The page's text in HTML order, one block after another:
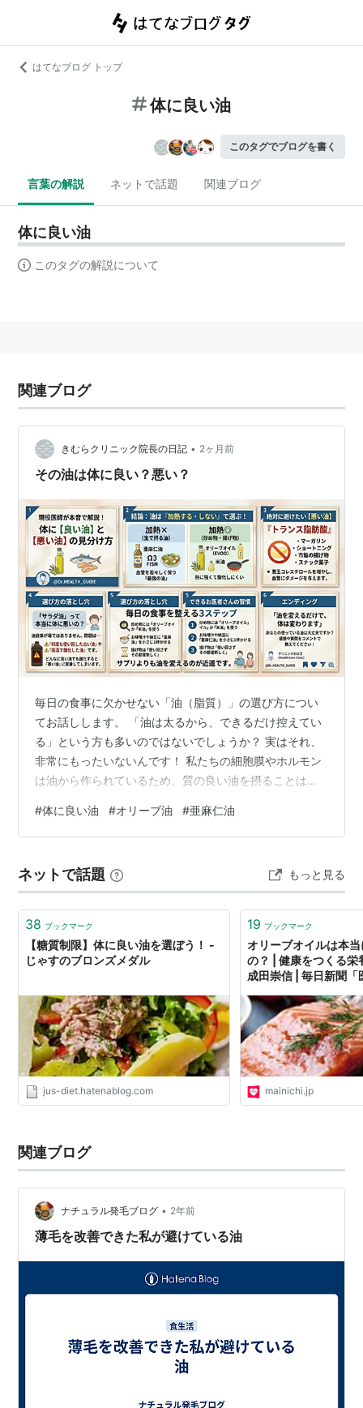
はてなブログ トップ
体に良い油
このタグでブログを書く
言葉の解説 ネットで話題 関連ブログ
体に良い油
このタグの解説について
関連ブログ
きむらクリニック院長の日記 • 2ヶ月前
その油は体に良い？悪い？
毎日の食事に欠かせない「油（脂質）」の選び方につい
てお話しします。 「油は太るから、できるだけ控えてい
る」という方も多いのではないでしょうか？ 実はそれ、
非常にもったいないんです！ 私たちの細胞膜やホルモン
は油から作られているため、質の良い油を摂ることは、
切なのは量よりも「質」と「使い方」です。 詳しい選び
方は画像（スワイプ）にまとめましたが、ポイントは大
「米油」 熱に強く、酸化しにくいのが特徴です。普段の
炒め物はこの2つのどちらかに変えるだけで、体への負担
がぐっと減ります。 💡 ② 生で摂…
#体に良い油 #オリーブ油 #亜麻仁油
ネットで話題 もっと見る
38 ブックマーク
【糖質制限】体に良い油を選ぼう！ -
じゃすのブロンズメダル
jus-diet.hatenablog.com
19 ブックマーク
オリーブオイルは本
の？ | 健康をつくる栄
成田崇信 | 毎日新聞「
mainichi.jp
関連ブログ
ナチュラル発毛ブログ • 2年前
薄毛を改善できた私が避けている油